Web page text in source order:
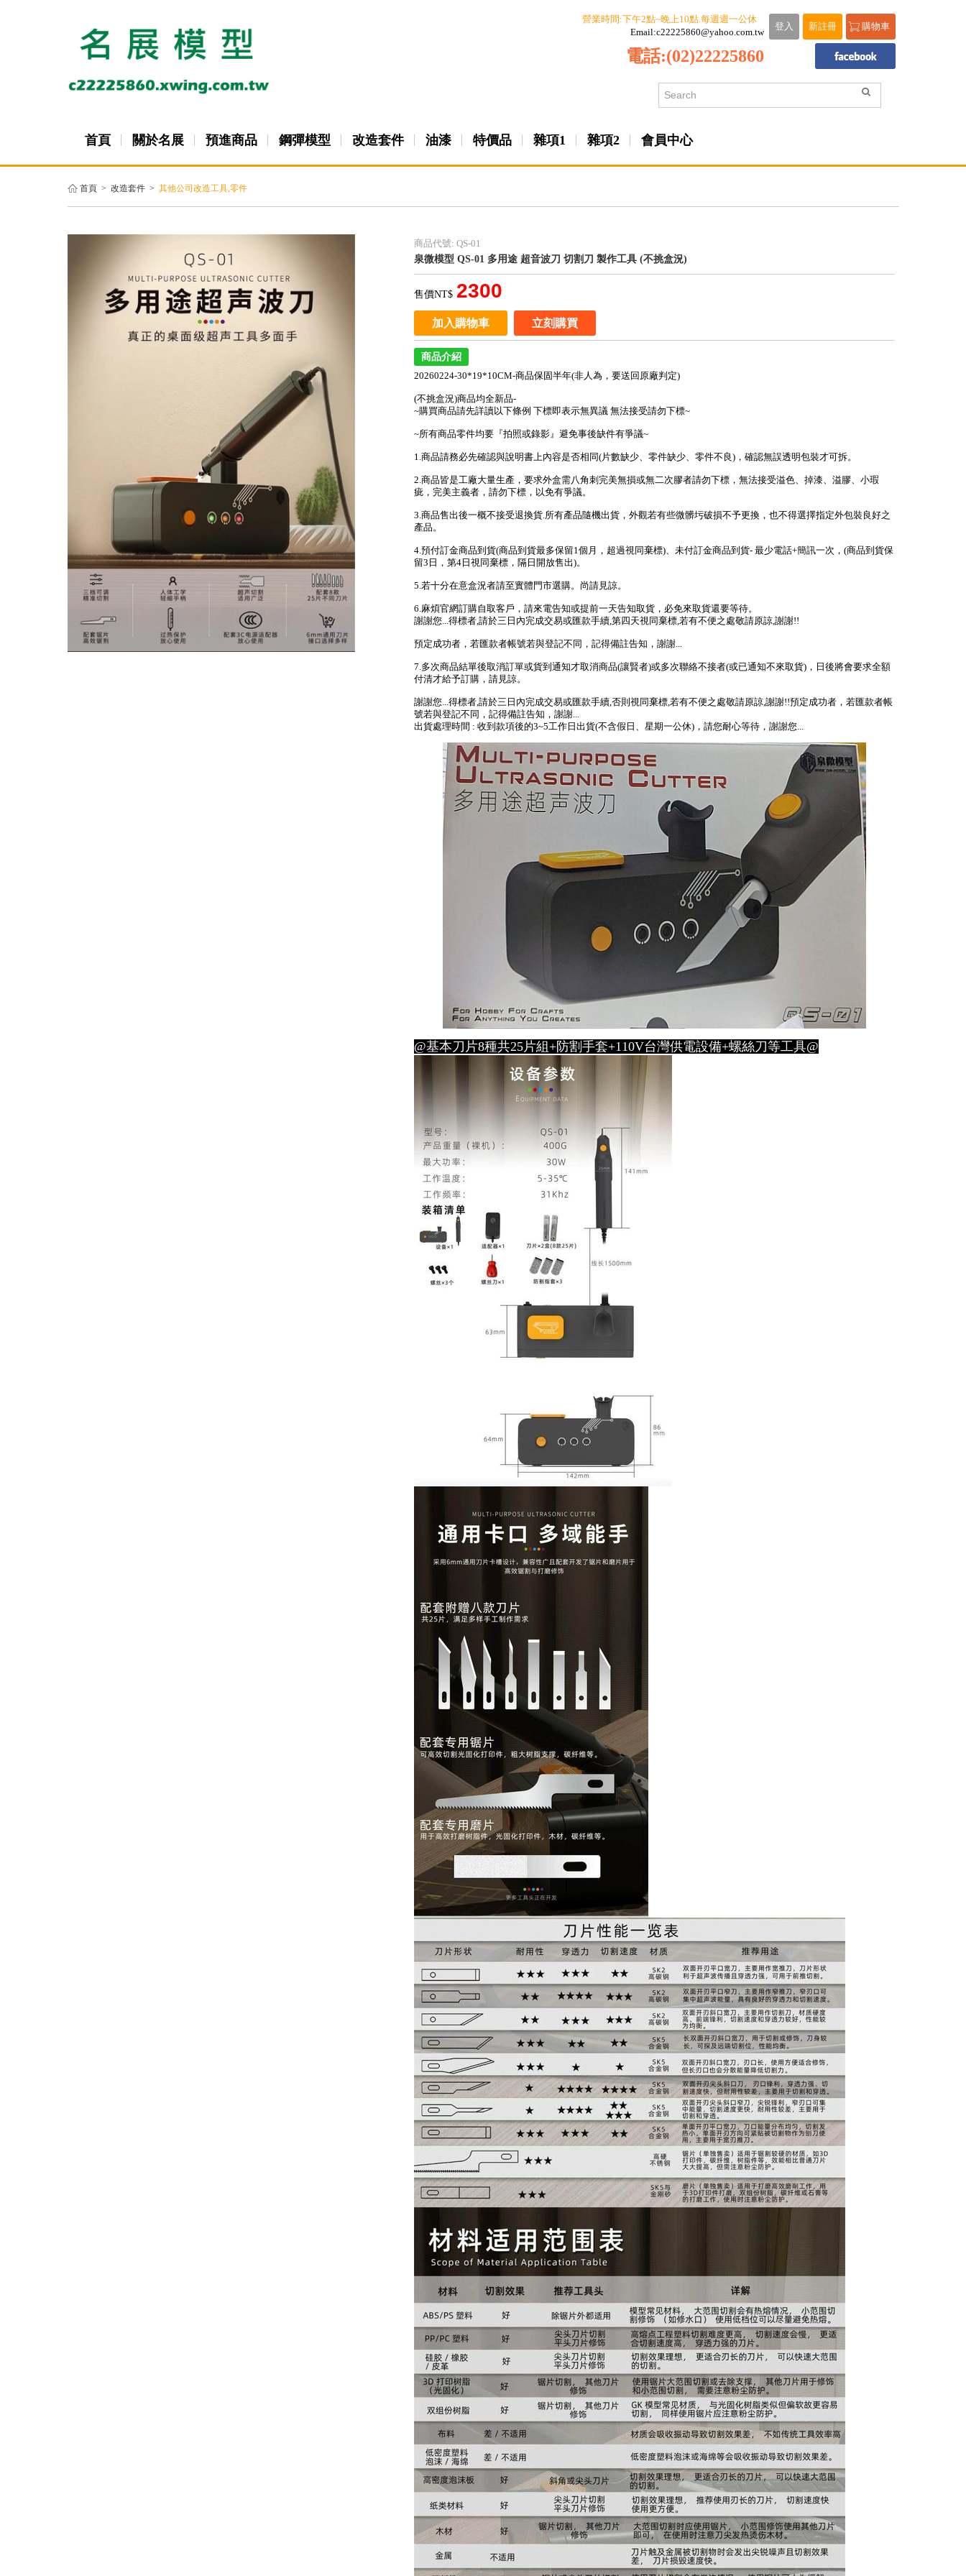
購物車
新註冊
登入
營業時間:下午2點~晚上10點.每週週一公休
Email:c22225860@yahoo.com.tw
電話:(02)22225860
首頁 關於名展 預進商品 鋼彈模型 改造套件 油漆 特價品 雜項1 雜項2 會員中心
首頁 > 改造套件 > 其他公司改造工具,零件
商品代號: QS-01
泉微模型 QS-01 多用途 超音波刀 切割刀 製作工具 (不挑盒況)
售價NT$ 2300
加入購物車 立刻購買
商品介紹
20260224-30*19*10CM-商品保固半年(非人為，要送回原廠判定)
(不挑盒況)商品均全新品-
~購買商品請先詳讀以下條例 下標即表示無異議 無法接受請勿下標~
~所有商品零件均要『拍照或錄影』避免事後缺件有爭議~
1.商品請務必先確認與說明書上內容是否相同(片數缺少、零件缺少、零件不良)，確認無誤透明包裝才可拆。
2.商品皆是工廠大量生產，要求外盒需八角刺完美無損或無二次膠者請勿下標，無法接受溢色、掉漆、溢膠、小瑕
疵，完美主義者，請勿下標，以免有爭議。
3.商品售出後一概不接受退換貨.所有產品隨機出貨，外觀若有些微髒圬破損不予更換，也不得選擇指定外包裝良好之
產品。
4.預付訂金商品到貨(商品到貨最多保留1個月，超過視同棄標)、未付訂金商品到貨- 最少電話+簡訊一次，(商品到貨保
留3日，第4日視同棄標，隔日開放售出)。
5.若十分在意盒況者請至實體門市選購。尚請見諒。
6.麻煩官網訂購自取客戶，請來電告知或提前一天告知取貨，必免來取貨還要等待。
謝謝您...得標者,請於三日內完成交易或匯款手續,第四天視同棄標,若有不便之處敬請原諒,謝謝!!
預定成功者，若匯款者帳號若與登記不同，記得備註告知，謝謝...
7.多次商品結單後取消訂單或貨到通知才取消商品(讓賢者)或多次聯絡不接者(或已通知不來取貨)，日後將會要求全額
付清才給予訂購，請見諒。
謝謝您...得標者,請於三日內完成交易或匯款手續,否則視同棄標,若有不便之處敬請原諒,謝謝!!預定成功者，若匯款者帳
號若與登記不同，記得備註告知，謝謝...
出貨處理時間 : 收到款項後的3~5工作日出貨(不含假日、星期一公休)，請您耐心等待，謝謝您...
@基本刀片8種共25片組+防割手套+110V台灣供電設備+螺絲刀等工具@